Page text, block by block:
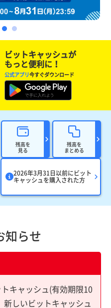
ビットキャッシュが
もっと便利に！
公式アプリ今すぐダウンロード
残高を
見る
残高を
まとめる
2026年3月31日以前にビット
キャッシュを購入された方
知らせ
キャッシュ(有効期限10
しいビットキャッシュ